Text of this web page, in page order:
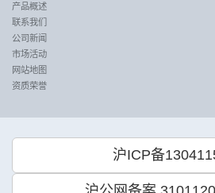
产品概述
联系我们
公司新闻
市场活动
网站地图
资质荣誉
沪ICP备